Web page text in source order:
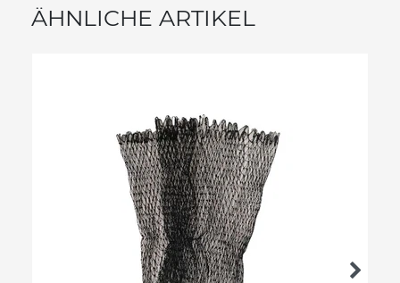
ÄHNLICHE ARTIKEL